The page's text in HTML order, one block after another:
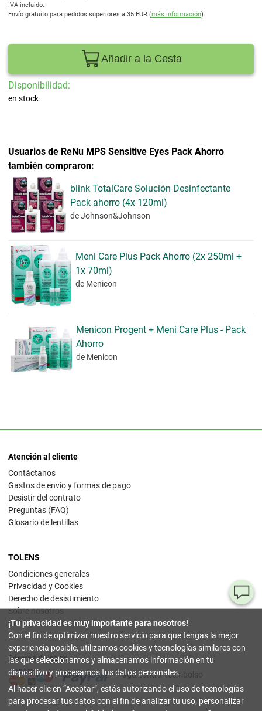
IVA incluido.
Envío gratuito para pedidos superiores a 35 EUR (más información).
Añadir a la Cesta
Disponibilidad:
en stock
Usuarios de ReNu MPS Sensitive Eyes Pack Ahorro
también compraron:
blink TotalCare Solución Desinfectante
Pack ahorro (4x 120ml)
de Johnson&Johnson
Meni Care Plus Pack Ahorro (2x 250ml +
1x 70ml)
de Menicon
Menicon Progent + Meni Care Plus - Pack
Ahorro
de Menicon
Atención al cliente
Contáctanos
Gastos de envío y formas de pago
Desistir del contrato
Preguntas (FAQ)
Glosario de lentillas
TOLENS
Condiciones generales
Privacidad y Cookies
Derecho de desistimiento
Sobre nosotros
Configuración de privacidad
Formas de pago
Pago contrarreembolso
¡Tu privacidad es muy importante para nosotros!
Con el fin de optimizar nuestro servicio para que tengas la mejor
experiencia posible, utilizamos cookies y tecnologías similares con
las que seleccionamos y almacenamos información en tu
dispositivo y procesamos tus datos personales.
Al hacer clic en Aceptar , estás autorizando el uso de tecnologías
para procesar tus datos con el fin de analizar tu uso, personalizar